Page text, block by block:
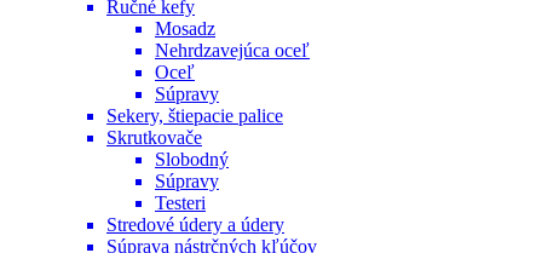
Ručné kefy
Mosadz
Nehrdzavejúca oceľ
Oceľ
Súpravy
Sekery, štiepacie palice
Skrutkovače
Slobodný
Súpravy
Testeri
Stredové údery a údery
Súprava nástrčných kľúčov